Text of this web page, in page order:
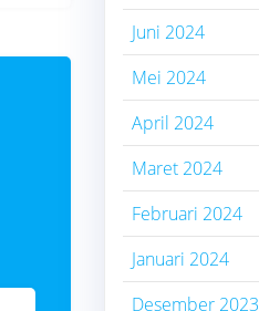
Juni 2024
Mei 2024
April 2024
Maret 2024
Februari 2024
Januari 2024
Desember 2023